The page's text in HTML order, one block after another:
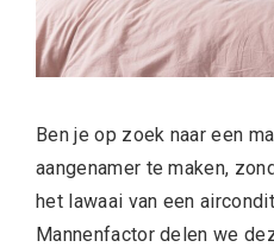
Ben je op zoek naar een
aangenamer te maken,
het lawaai van een
Mannenfactor delen we